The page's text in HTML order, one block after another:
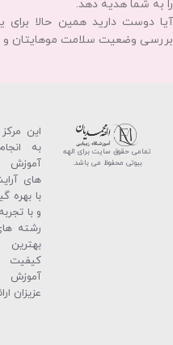
نوک‌گیری منظم: حتی اگر در حال
هر دو ماه یک‌بار ضروری است تا
استفاده کنید.
شانه کردن اصولی: موهای خیس را
پایین به بالا شانه کنید تا از
در نهایت، مرکز زیبایی الهه
حرفه‌ای، آماده است تا تجربه‌ای
آیا دوست دارید همین حالا
بررسی وضعیت سلامت موهایتان و